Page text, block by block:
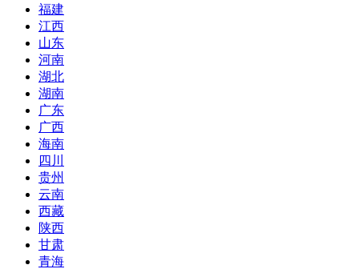
福建
江西
山东
河南
湖北
湖南
广东
广西
海南
四川
贵州
云南
西藏
陕西
甘肃
青海